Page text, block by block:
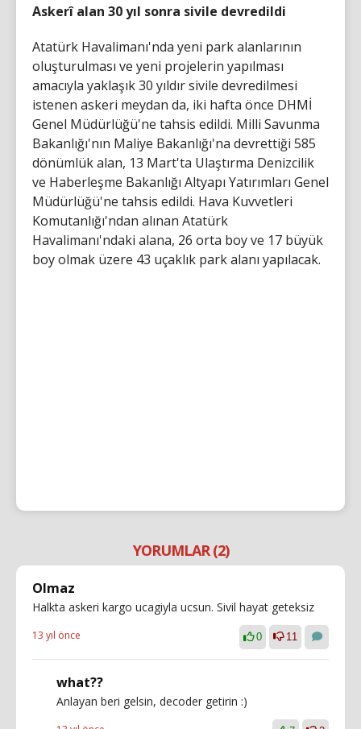
Askerî alan 30 yıl sonra sivile devredildi
Atatürk Havalimanı'nda yeni park alanlarının
oluşturulması ve yeni projelerin yapılması
amacıyla yaklaşık 30 yıldır sivile devredilmesi
istenen askeri meydan da, iki hafta önce DHMİ
Genel Müdürlüğü'ne tahsis edildi. Milli Savunma
Bakanlığı'nın Maliye Bakanlığı'na devrettiği 585
dönümlük alan, 13 Mart'ta Ulaştırma Denizcilik
ve Haberleşme Bakanlığı Altyapı Yatırımları Genel
Müdürlüğü'ne tahsis edildi. Hava Kuvvetleri
Komutanlığı'ndan alınan Atatürk
Havalimanı'ndaki alana, 26 orta boy ve 17 büyük
boy olmak üzere 43 uçaklık park alanı yapılacak.
YORUMLAR (2)
Olmaz
Halkta askeri kargo ucagiyla ucsun. Sivil hayat geteksiz
13 yıl önce 0 11
what??
Anlayan beri gelsin, decoder getirin :)